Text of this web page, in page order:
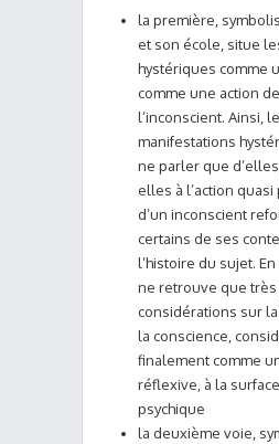
la première,
et son école, situe
hystériques comme
comme une action de
l’inconscient. Ainsi,
manifestations
ne parler que
elles à l’action
d’un inconscient
certains de ses
l’histoire du sujet.
ne retrouve que très
considérations sur
la conscience,
finalement comme
réflexive, à la
psychique
la deuxième voie,